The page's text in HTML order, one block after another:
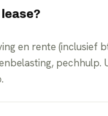
en rente (inclusief
pechhulp.